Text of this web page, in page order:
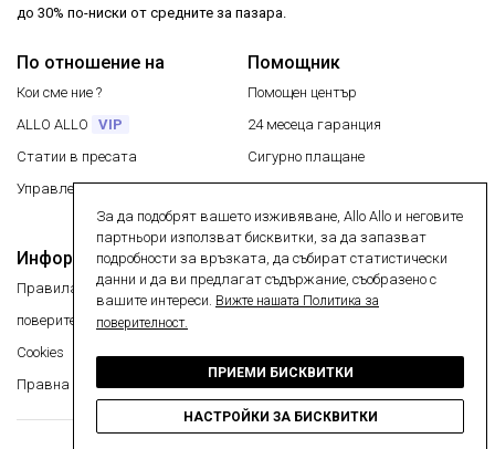
до 30% по-ниски от средните за пазара.
По отношение на
Кои сме ние ?
ALLO ALLO
VIP
Статии в пресата
Управление на моите бисквитки
Помощник
Помощен център
24 месеца гаранция
Сигурно плащане
Безплатна доставка
Връщане на артикул
Информация
Правила и условия
поверителност
Cookies
Правна информация
Сигурно плащане
За да подобрят вашето изживяване, Allo Allo и неговите
партньори използват бисквитки, за да запазват
подробности за връзката, да събират статистически
данни и да ви предлагат съдържание, съобразено с
вашите интереси. Вижте нашата Политика за
поверителност.
ПРИЕМИ БИСКВИТКИ
НАСТРОЙКИ ЗА БИСКВИТКИ